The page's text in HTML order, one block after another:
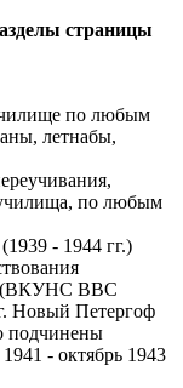
страницы
по любым
летнабы,
по любым
- 1944 гг.)
(ВКУНС ВВС
Новый Петергоф
подчинены
- октябрь 1943